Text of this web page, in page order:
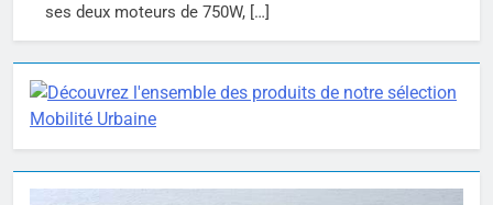
ses deux moteurs de 750W, […]